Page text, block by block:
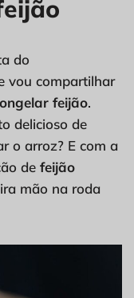
do
vou compartilhar
feijão.
delicioso de
o arroz? E com a
de feijão
mão na roda